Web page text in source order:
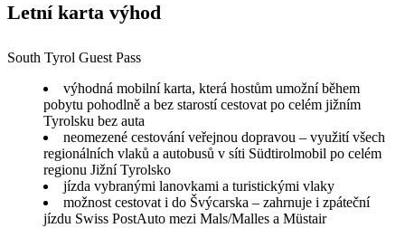
Letní karta výhod
South Tyrol Guest Pass
výhodná mobilní karta, která hostům umožní během
pobytu pohodlně a bez starostí cestovat po celém jižním
Tyrolsku bez auta
neomezené cestování veřejnou dopravou – využití všech
regionálních vlaků a autobusů v síti Südtirolmobil po celém
regionu Jižní Tyrolsko
jízda vybranými lanovkami a turistickými vlaky
možnost cestovat i do Švýcarska – zahrnuje i zpáteční
jízdu Swiss PostAuto mezi Mals/Malles a Müstair